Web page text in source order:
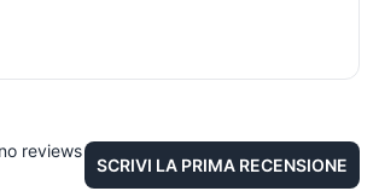
reviews
SCRIVI LA PRIMA RECENSIONE